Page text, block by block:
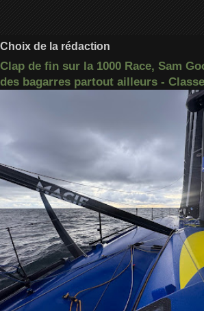
Choix de la rédaction
Clap de fin sur la 1000 Race, Sam
des bagarres partout ailleurs -